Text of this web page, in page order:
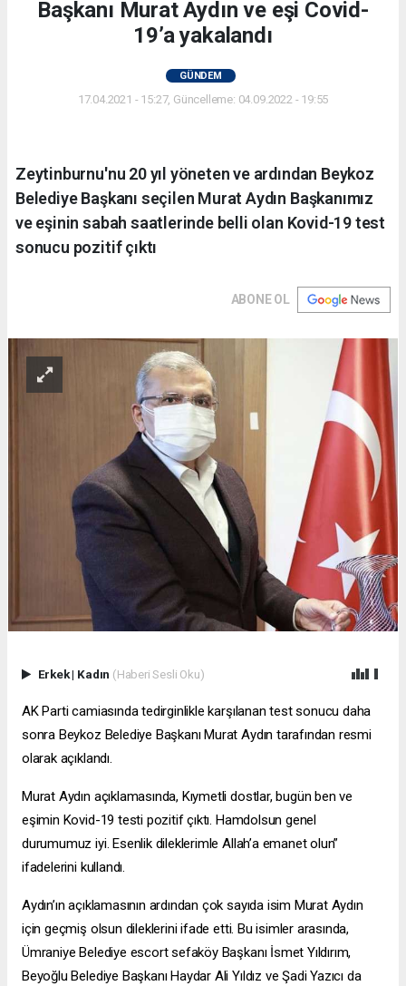
Başkanı Murat Aydın ve eşi Covid-
19’a yakalandı
GÜNDEM
17.04.2021 - 15:27, Güncelleme: 04.09.2022 - 19:55
Zeytinburnu'nu 20 yıl yöneten ve ardından Beykoz
Belediye Başkanı seçilen Murat Aydın Başkanımız
ve eşinin sabah saatlerinde belli olan Kovid-19 test
sonucu pozitif çıktı
ABONE OL
Erkek| Kadın (Haberi Sesli Oku)
AK Parti camiasında tedirginlikle karşılanan test sonucu daha
sonra Beykoz Belediye Başkanı Murat Aydın tarafından resmi
olarak açıklandı.
Murat Aydın açıklamasında, Kıymetli dostlar, bugün ben ve
eşimin Kovid-19 testi pozitif çıktı. Hamdolsun genel
durumumuz iyi. Esenlik dileklerimle Allah’a emanet olun”
ifadelerini kullandı.
Aydın’ın açıklamasının ardından çok sayıda isim Murat Aydın
için geçmiş olsun dileklerini ifade etti. Bu isimler arasında,
Ümraniye Belediye escort sefaköyBaşkanı İsmet Yıldırım,
Beyoğlu Belediye Başkanı Haydar Ali Yıldız ve Şadi Yazıcı da